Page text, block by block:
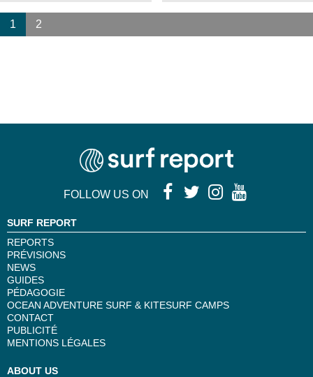
1 2
FOLLOW US ON
SURF REPORT
REPORTS
PRÉVISIONS
NEWS
GUIDES
PÉDAGOGIE
OCEAN ADVENTURE SURF & KITESURF CAMPS
CONTACT
PUBLICITÉ
MENTIONS LÉGALES
ABOUT US